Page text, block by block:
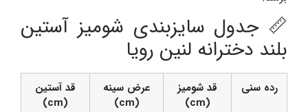
📏 جدول سایزبندی شومیز آستین
بلند دخترانه لنین رویا
رده سنی
قد شومیز
(cm)
عرض سینه
(cm)
قد آستین
(cm)